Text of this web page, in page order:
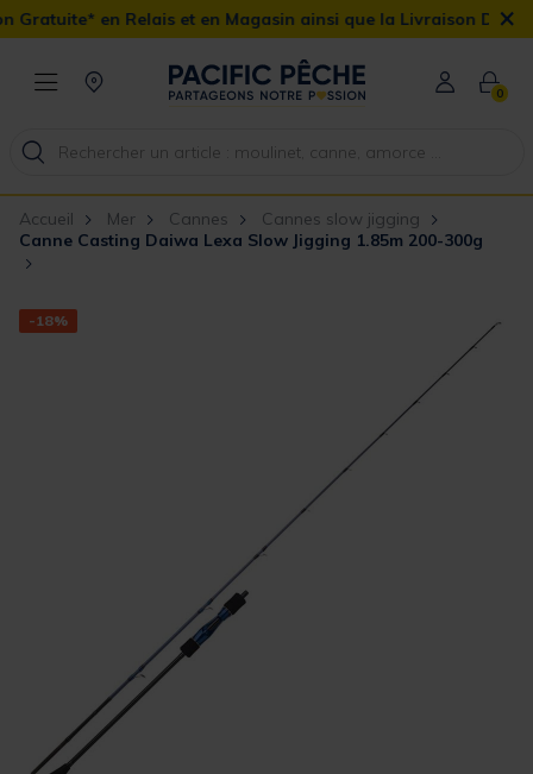
et en Magasin ainsi que la Livraison Domicile offerte dès
×
0
Accueil Mer Cannes
Cannes slow jigging
Canne Casting Daiwa Lexa Slow Jigging 1.85m 200-300g
-18%